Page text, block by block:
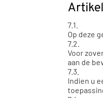
7.1.
Op deze
7.2.
Voor
aan de
7.3.
Indien u